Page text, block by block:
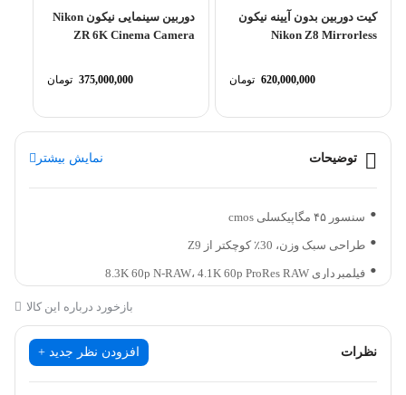
کیت دوربین بدون آیینه نیکون
Nikon Z8 Mirrorless
620,000,000 تومان
دوربین سینمایی نیکون Nikon
ZR 6K Cinema Camera
375,000,000 تومان
توضیحات نمایش بیشتر
سنسور ۴۵ مگاپیکسلی cmos
طراحی سبک وزن، 30٪ کوچکتر از Z9
فیلمبرداری 8.3K 60p N-RAW، 4.1K 60p ProRes RAW
سرعت شاتر تا 20 فریم بر ثانیه فرمت خام، 30 فریم در ثانیه
عکسبرداری JPEG
دارای 493 نقطه فوکوس با تشخیص سوژه مبتنی بر هوش مصنوعی
بازخورد درباره این کالا
نظرات افزودن نظر جدید +